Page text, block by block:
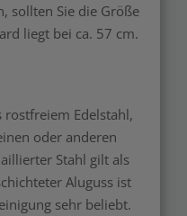
sollten Sie die Größe
liegt bei ca. 57 cm.
Edelstahl,
oder anderen
Stahl gilt als
Aluguss ist
sehr beliebt.